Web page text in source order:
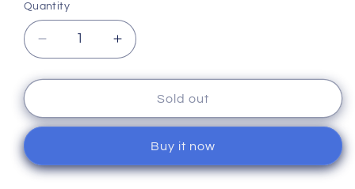
Quantity
Quantity
Decrease
quantity
for
8-
pack
Increase
quantity
for
Skavsårsplåster
8-
42x62mm
Sold out
Buy it now